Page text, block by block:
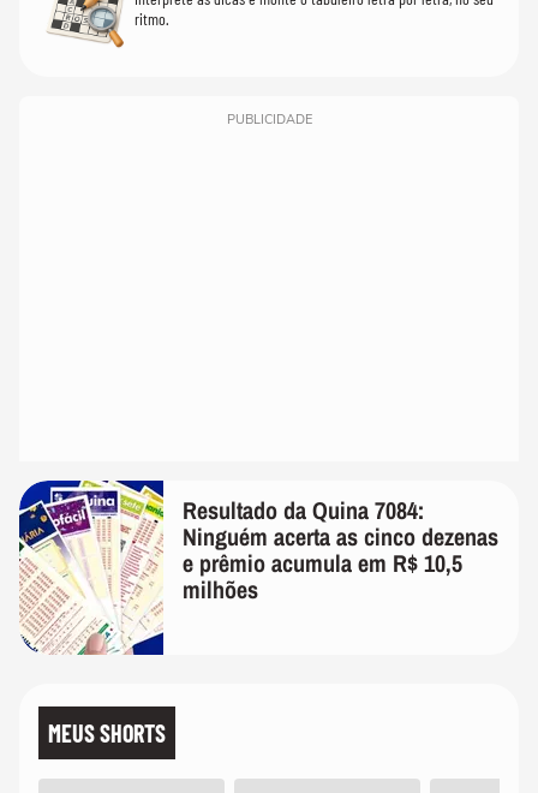
ritmo.
PUBLICIDADE
Resultado da Quina 7084:
Ninguém acerta as cinco dezenas
e prêmio acumula em R$ 10,5
milhões
MEUS SHORTS